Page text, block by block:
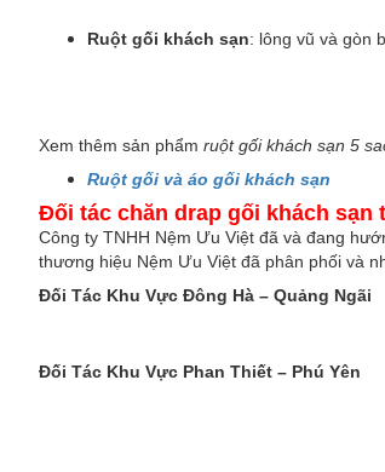
Ruột gối khách sạn: lông vũ và gòn
Xem thêm sản phẩm ruột gối khách sạn 5
Ruột gối và áo gối khách sạn
Đối tác chăn drap gối khách sạn
Công ty TNHH Nệm Ưu Việt đã và đang
thương hiệu Nệm Ưu Việt đã phân phối và
Đối Tác Khu Vực Đông Hà – Quảng Ngãi
Đối Tác Khu Vực Phan Thiết – Phú Yên